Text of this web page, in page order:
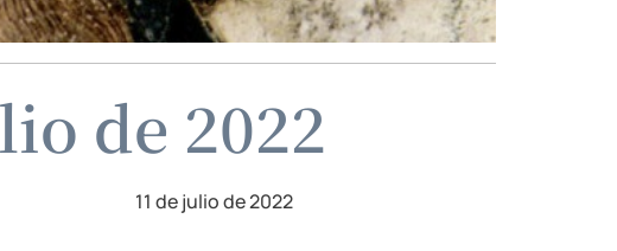
de 2022
11 de julio de 2022